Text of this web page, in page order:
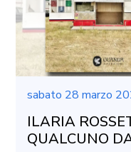
sabato 28 marzo
ILARIA
QUALCUNO